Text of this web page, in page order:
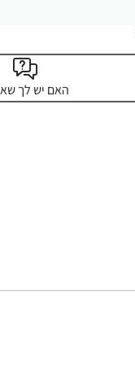
האם יש לך